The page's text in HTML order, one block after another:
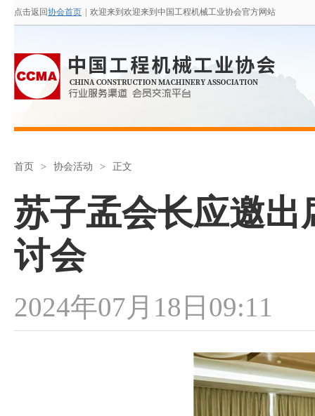
点击返回协会首页 欢迎来到欢迎来到中国工程机械工业协会官方网站
首页 > 协会活动 > 正文
苏子孟会长应邀出
讨会
2024年07月18日09:11